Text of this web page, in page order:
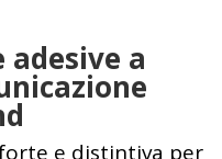
a
e distintiva per